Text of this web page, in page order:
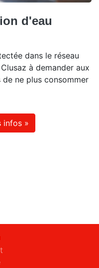
d'eau
dans le réseau
à demander aux
ne plus consommer
infos »